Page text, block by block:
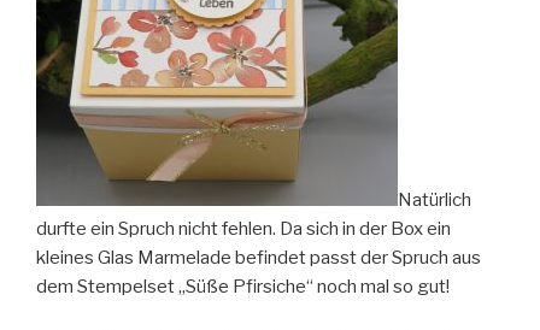
Natürlich
durfte ein Spruch nicht fehlen. Da sich in der Box ein
kleines Glas Marmelade befindet passt der Spruch aus
dem Stempelset „Süße Pfirsiche“ noch mal so gut!